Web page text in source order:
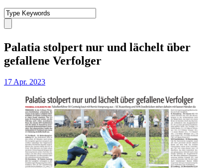
Palatia stolpert nur und lächelt über
gefallene Verfolger
17 Apr. 2023